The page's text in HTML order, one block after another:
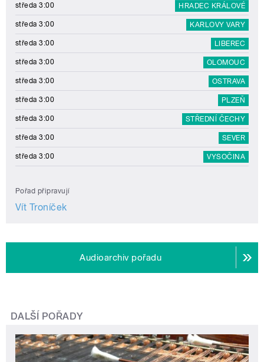
středa 3:00 HRADEC KRÁLOVÉ
středa 3:00 KARLOVY VARY
středa 3:00 LIBEREC
středa 3:00 OLOMOUC
středa 3:00 OSTRAVA
středa 3:00 PLZEŇ
středa 3:00 STŘEDNÍ ČECHY
středa 3:00 SEVER
středa 3:00 VYSOČINA
Pořad připravují
Vít Troníček
Audioarchiv pořadu
DALŠÍ POŘADY